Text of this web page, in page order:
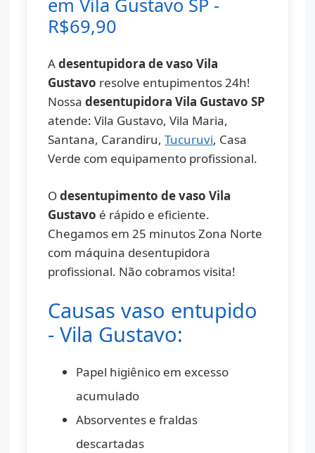
em Vila Gustavo SP -
R$69,90
Adesentupidora de vaso Vila
Gustavo resolve entupimentos 24h!
Nossadesentupidora Vila Gustavo SP
atende: Vila Gustavo, Vila Maria,
Santana, Carandiru,Tucuruvi, Casa
Verde com equipamento profissional.
Odesentupimento de vaso Vila
Gustavo é rápido e eficiente.
Chegamos em 25 minutos Zona Norte
com máquina desentupidora
profissional. Não cobramos visita!
Causas vaso entupido
- Vila Gustavo:
Papel higiênico em excesso
acumulado
Absorventes e fraldas
descartadas